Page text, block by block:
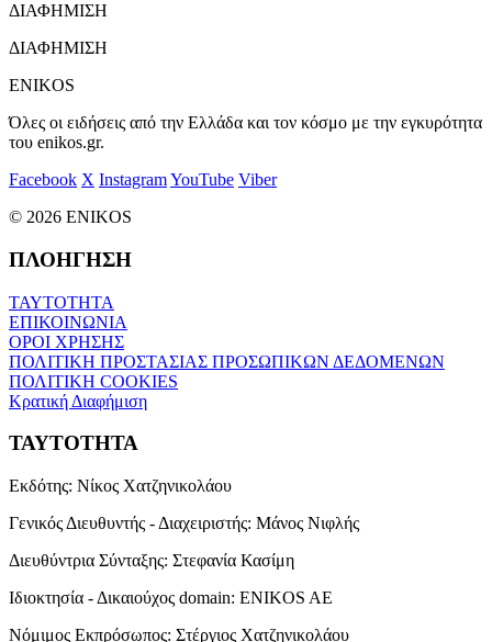
ΔΙΑΦΗΜΙΣΗ
ΔΙΑΦΗΜΙΣΗ
ENIKOS
Όλες οι ειδήσεις από την Ελλάδα και τον κόσμο με την εγκυρότητα
του enikos.gr.
Facebook X InstagramYouTube Viber
© 2026 ENIKOS
ΠΛΟΗΓΗΣΗ
ΤΑΥΤΟΤΗΤΑ
ΕΠΙΚΟΙΝΩΝΙΑ
ΟΡΟΙ ΧΡΗΣΗΣ
ΠΟΛΙΤΙΚΗ ΠΡΟΣΤΑΣΙΑΣ ΠΡΟΣΩΠΙΚΩΝ ΔΕΔΟΜΕΝΩΝ
ΠΟΛΙΤΙΚΗ COOKIES
Κρατική Διαφήμιση
ΤΑΥΤΟΤΗΤΑ
Εκδότης: Νίκος Χατζηνικολάου
Γενικός Διευθυντής - Διαχειριστής: Μάνος Νιφλής
Διευθύντρια Σύνταξης: Στεφανία Κασίμη
Ιδιοκτησία - Δικαιούχος domain: ENIKOS AE
Νόμιμος Εκπρόσωπος: Στέργιος Χατζηνικολάου